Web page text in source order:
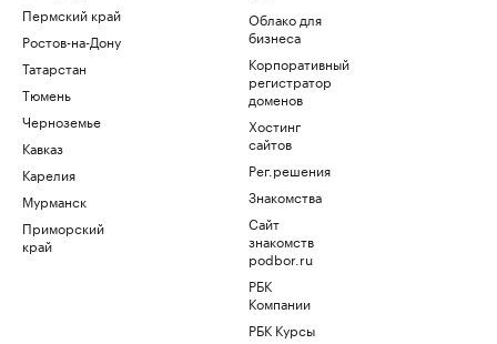
Пермский край
Ростов-на-Дону
Татарстан
Тюмень
Черноземье
Кавказ
Карелия
Мурманск
Приморский
край
Облако для
бизнеса
Корпоративный
регистратор
доменов
Хостинг
сайтов
Рег.решения
Знакомства
Сайт
знакомств
podbor.ru
РБК
Компании
РБК Курсы